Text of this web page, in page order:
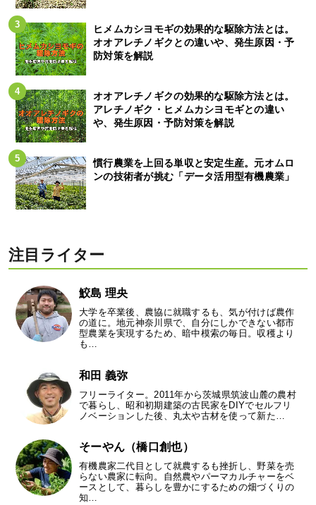
ヒメムカシヨモギの効果的な駆除方法とは。
オオアレチノギクとの違いや、発生原因・予
防対策を解説
オオアレチノギクの効果的な駆除方法とは。
アレチノギク・ヒメムカシヨモギとの違い
や、発生原因・予防対策を解説
慣行農業を上回る単収と安定生産。元オムロ
ンの技術者が挑む「データ活用型有機農業」
注目ライター
鮫島 理央
大学を卒業後、農協に就職するも、気が付けば農作
の道に。地元神奈川県で、自分にしかできない都市
型農業を実現するため、暗中模索の毎日。収穫より
も…
和田 義弥
フリーライター。2011年から茨城県筑波山麓の農村
で暮らし、昭和初期建築の古民家をDIYでセルフリ
ノベーションした後、丸太や古材を使って新た…
そーやん（橋口創也）
有機農家二代目として就農するも挫折し、野菜を売
らない農家に転向。自然農やパーマカルチャーをベ
ースとして、暮らしを豊かにするための畑づくりの
知…